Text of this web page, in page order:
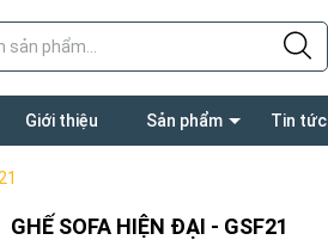
Giới thiệu Sản phẩm Tin tức
GHẾ SOFA HIỆN ĐẠI - GSF21